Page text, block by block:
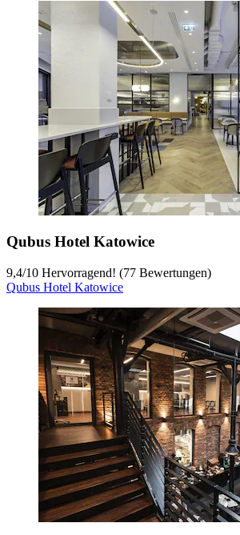
Qubus Hotel Katowice
9,4/10 Hervorragend! (77 Bewertungen)
Qubus Hotel Katowice